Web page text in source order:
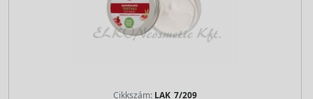
Cikkszám: LAK_7/209